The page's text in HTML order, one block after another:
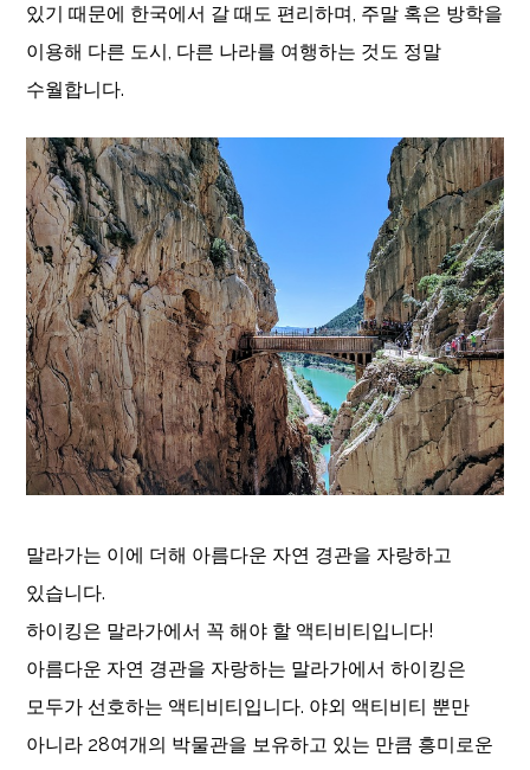
있기 때문에 한국에서 갈 때도 편리하며, 주말 혹은 방학을
이용해 다른 도시, 다른 나라를 여행하는 것도 정말
수월합니다.
말라가는 이에 더해 아름다운 자연 경관을 자랑하고
있습니다.
하이킹은 말라가에서 꼭 해야 할 액티비티입니다!
아름다운 자연 경관을 자랑하는 말라가에서 하이킹은
모두가 선호하는 액티비티입니다. 야외 액티비티 뿐만
아니라 28여개의 박물관을 보유하고 있는 만큼 흥미로운